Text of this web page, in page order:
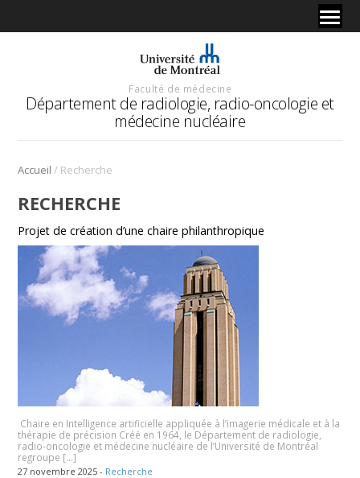
Faculté de médecine
Département de radiologie, radio-oncologie et
médecine nucléaire
Accueil / Recherche
RECHERCHE
Projet de création d’une chaire philanthropique
Chaire en Intelligence artificielle appliquée à l’imagerie médicale et à la
thérapie de précision Créé en 1964, le Département de radiologie,
radio-oncologie et médecine nucléaire de l’Université de Montréal
regroupe […]
27 novembre 2025 - Recherche